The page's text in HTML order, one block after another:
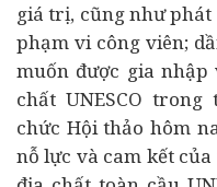
giá trị, cũng như
phạm vi công viên;
muốn được gia nhập
chất UNESCO
chức Hội thảo hôm
nỗ lực và cam kết